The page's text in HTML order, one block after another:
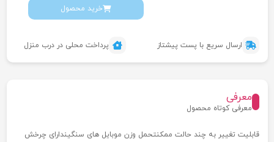
خرید محصول
ارسال سریع با پست پیشتاز پرداخت محلی در درب منزل
معرفی
معرفی کوتاه محصول
قابلیت تغییر به چند حالت ممکنتحمل وزن موبایل های سنگیندارای چرخش